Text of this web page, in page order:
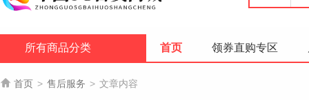
所有商品分类 首页 领券直购专区
 首页 > 售后服务 > 文章内容